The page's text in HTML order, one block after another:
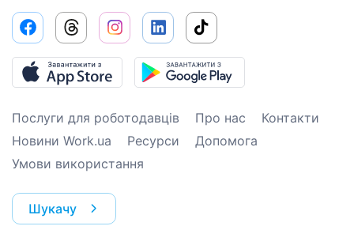
Послуги для роботодавців Про нас
Контакти
Новини Work.ua
Ресурси
Допомога
Умови використання
Шукачу